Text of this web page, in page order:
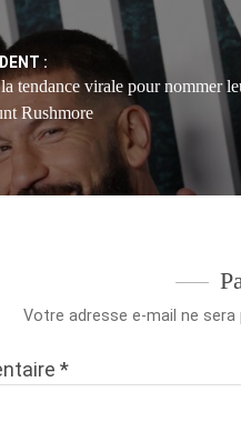
:
tendance virale pour nommer
Rushmore
Votre adresse e-mail ne sera
*